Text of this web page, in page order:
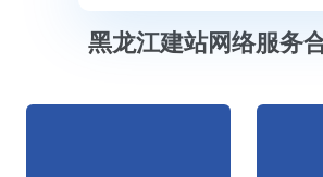
黑龙江建站网络服务